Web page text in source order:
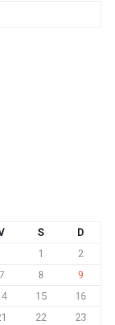
S
D
1
2
7 8
9
15
16
22
23